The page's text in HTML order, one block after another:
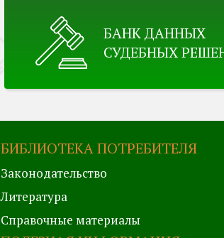
БАНК ДАННЫХ
СУДЕБНЫХ
БИБЛИОТЕКА ПОТРЕБИТЕЛЯ
Законодательство
Литература
Справочные материалы